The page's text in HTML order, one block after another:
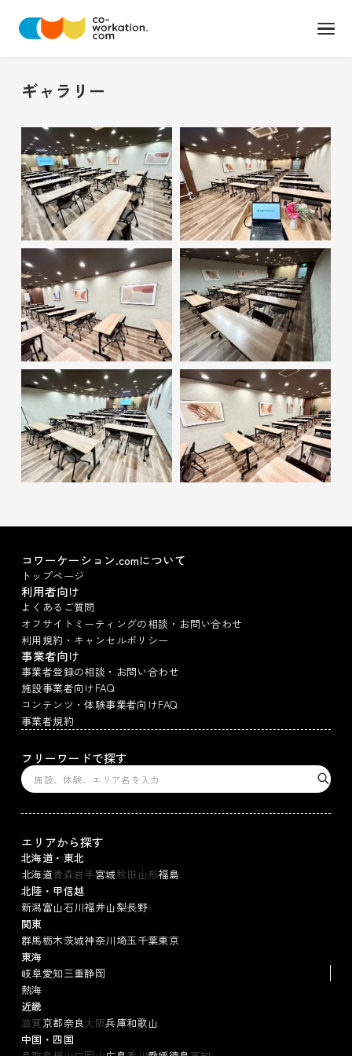
ギャラリー
コワーケーション.comについて
トップページ
利用者向け
よくあるご質問
オフサイトミーティングの相談・お問い合わせ
利用規約・キャンセルポリシー
事業者向け
事業者登録の相談・お問い合わせ
施設事業者向けFAQ
コンテンツ・体験事業者向けFAQ
事業者規約
フリーワードで探す
エリアから探す
北海道・東北
北海道青森岩手宮城秋田 山形福島
北陸・甲信越
新潟富山石川福井山梨長野
関東
群馬栃木茨城神奈川埼玉千葉東京
東海
岐阜愛知三重静岡
熱海
近畿
滋賀京都奈良大阪兵庫和歌山
中国・四国